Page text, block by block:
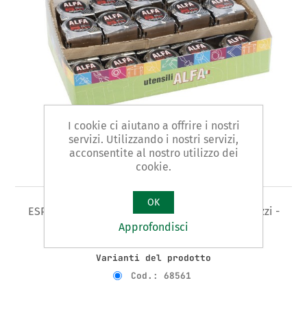
Art. 685/A
ESPOSITORE PER ART. 685 - Composto da 25 pezzi -
misura 5x25
Varianti del prodotto
Cod.: 68561
I cookie ci aiutano a offrire i nostri
servizi. Utilizzando i nostri servizi,
acconsentite al nostro utilizzo dei
cookie.
OK
Approfondisci